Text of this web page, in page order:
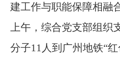
建工作与职能保障相融
上午，综合党支部组织
分子11人到广州地铁“